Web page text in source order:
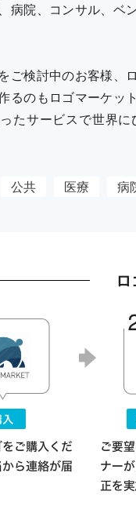
病院、コンサル、ベ
ご検討中のお客様、
るのもロゴマーケッ
たサービスで世界
公共 医療 病